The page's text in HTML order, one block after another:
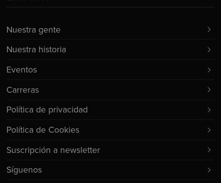
Nuestra gente
Nuestra historia
Eventos
Carreras
Política de privacidad
Política de Cookies
Suscripción a newsletter
Síguenos